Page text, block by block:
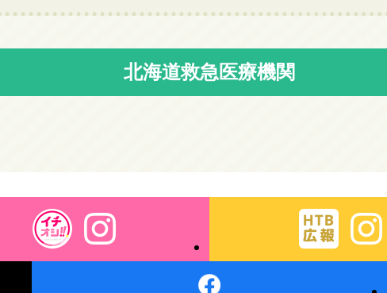
北海道救急医療機関